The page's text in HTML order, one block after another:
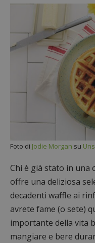
Foto di Jodie Morgan su
Chi è già stato in una
offre una deliziosa
decadenti waffle ai
avrete fame (o sete)
importante della vita
mangiare e bere